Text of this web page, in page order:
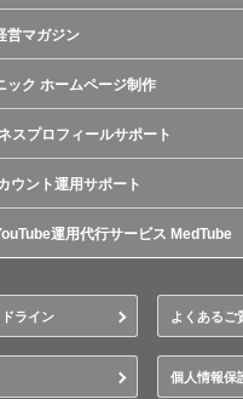
営マガジン
ック ホームページ制作
スプロフィールサポート
ウント運用サポート
運用代行サービス MedTube
ライン よくあるご
個人情報保